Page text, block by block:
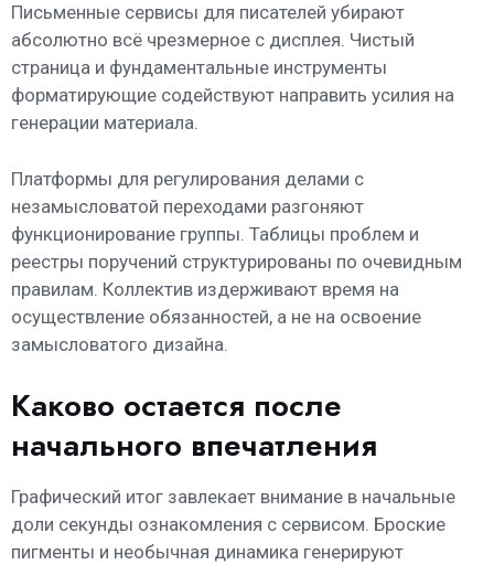
Письменные сервисы для писателей убирают
абсолютно всё чрезмерное с дисплея. Чистый
страница и фундаментальные инструменты
форматирующие содействуют направить усилия на
генерации материала.
Платформы для регулирования делами с
незамысловатой переходами разгоняют
функционирование группы. Таблицы проблем и
реестры поручений структурированы по очевидным
правилам. Коллектив издерживают время на
осуществление обязанностей, а не на освоение
замысловатого дизайна.
Каково остается после
начального впечатления
Графический итог завлекает внимание в начальные
доли секунды ознакомления с сервисом. Броские
пигменты и необычная динамика генерируют